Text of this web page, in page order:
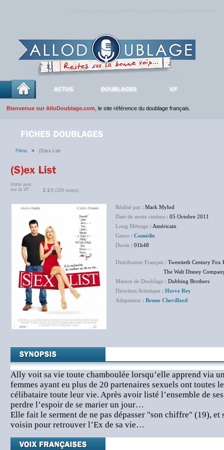
ACTUS DOUBLAGES V.F
Bienvenue sur AlloDoublage.com , le site référence du doublage français.
Films > (S)ex List
Votre avis
sur la VF :
2.1/5 (205 notes)
Réalisé par : Mark Mylod
Date de sortie cinéma : 05 Octobre 2011
Long Métrage : Américain
Genre : Comédie
Durée : 01h48
Distributeur Français : Twentieth Century Fox
The Walt Disney Company
Maison de Doublage : Dubbing Brothers
Direction Artistique : Herve Rey
Adaptation : Bruno Chevillard
Ally voit sa vie toute chamboulée lorsqu’elle apprend via
femmes ayant eu plus de 20 partenaires sexuels ont toutes
célibataire toute leur vie. Après avoir listé l’ensemble de
perdre l’espoir de se marier un jour…
Elle fait le serment de ne pas dépasser "son chiffre" (19), et
voisin pour retrouver l’Ex de sa vie…